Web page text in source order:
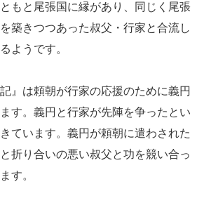
もと尾張国に縁があり、同じく尾張
築きつつあった叔父・行家と合流し
ようです。
』は頼朝が行家の応援のために義円
す。義円と行家が先陣を争ったとい
ています。義円が頼朝に遣わされた
折り合いの悪い叔父と功を競い合っ
す。